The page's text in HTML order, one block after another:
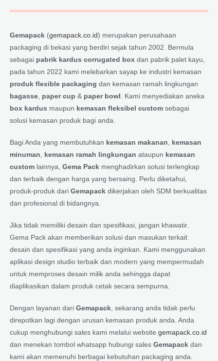
Gemapack (gemapack.co.id) merupakan perusahaan
packaging di bekasi yang berdiri sejak tahun 2002. Bermula
sebagai pabrik kardus corrugated box dan pabrik palet kayu,
pada tahun 2022 kami melebarkan sayap ke industri kemasan
produk flexible packaging dan kemasan ramah lingkungan
bagasse paper cup & paper bowl . Kami menyediakan aneka
box kardus maupun kemasan fleksibel custom sebagai
solusi kemasan produk bagi anda.
Bagi Anda yang membutuhkan kemasan makanan
kemasan
minuman
kemasan ramah lingkungan ataupun kemasan
custom lainnya, Gema Pack menghadirkan solusi terlengkap
dan terbaik dengan harga yang bersaing. Perlu diketahui,
produk-produk dari Gemapack dikerjakan oleh SDM berkualitas
dan profesional di bidangnya.
Jika tidak memiliki desain dan spesifikasi, jangan khawatir.
Gema Pack akan memberikan solusi dan masukan terkait
desain dan spesifikasi yang anda inginkan. Kami menggunakan
aplikasi design studio terbaik dan modern yang mempermudah
untuk memproses desain milik anda sehingga dapat
diaplikasikan dalam produk cetak secara sempurna.
Dengan layanan dari Gemapack , sekarang anda tidak perlu
direpotkan lagi dengan urusan kemasan produk anda. Anda
cukup menghubungi sales kami melalui website gemapack.co.id
dan menekan tombol whatsapp hubungi sales Gemapack dan
kami akan memenuhi berbagai kebutuhan packaging anda.